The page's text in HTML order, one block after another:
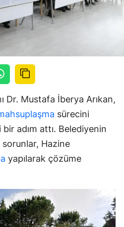
Dr. Mustafa İberya Arıkan,
sürecini
adım attı. Belediyenin
Hazine
yapılarak çözüme